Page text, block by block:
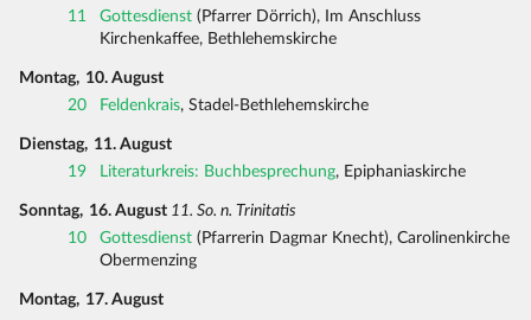
11
Gottesdienst (Pfarrer Dörrich), Im Anschluss
Kirchenkaffee, Bethlehemskirche
Montag, 10. August
20
Feldenkrais, Stadel-Bethlehemskirche
Dienstag, 11. August
19
Literaturkreis: Buchbesprechung, Epiphaniaskirche
Sonntag, 16. August 11. So. n. Trinitatis
10
Gottesdienst (Pfarrerin Dagmar Knecht), Carolinenkirche
Obermenzing
Montag, 17. August